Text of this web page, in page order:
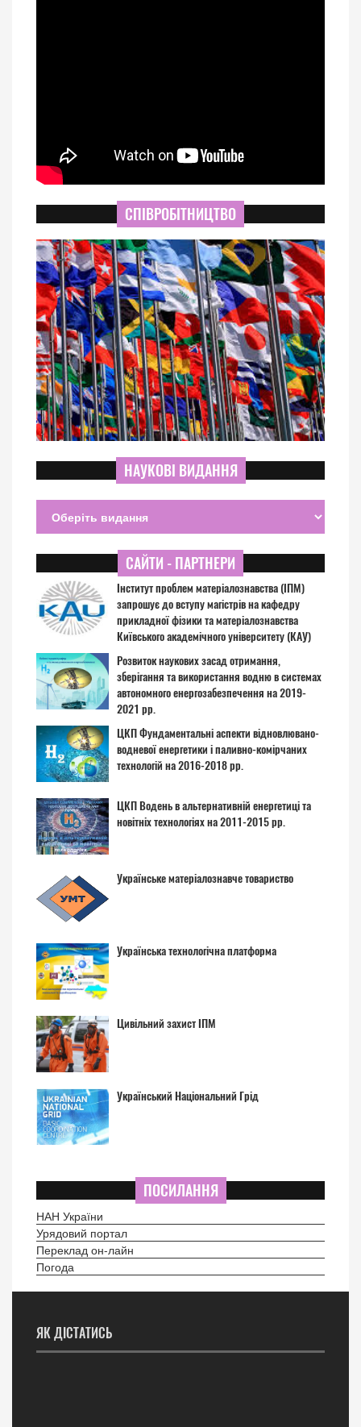
СПІВРОБІТНИЦТВО
НАУКОВІ ВИДАННЯ
САЙТИ - ПАРТНЕРИ
Інститут проблем матеріалознавства (ІПМ)
запрошує до вступу магістрів на кафедру
прикладної фізики та матеріалознавства
Київського академічного університету (КАУ)
Розвиток наукових засад отримання,
зберігання та використання водню в системах
автономного енергозабезпечення на 2019-
2021 рр.
ЦКП Фундаментальні аспекти відновлювано-
водневої енергетики і паливно-комірчаних
технологій на 2016-2018 рр.
ЦКП Водень в альтернативній енергетиці та
новітніх технологіях на 2011-2015 рр.
Українське матеріалознавче товариство
Українська технологічна платформа
Цивільний захист ІПМ
Український Національний Грід
ПОСИЛАННЯ
НАН України
Урядовий портал
Переклад он-лайн
Погода
ЯК ДІСТАТИСЬ